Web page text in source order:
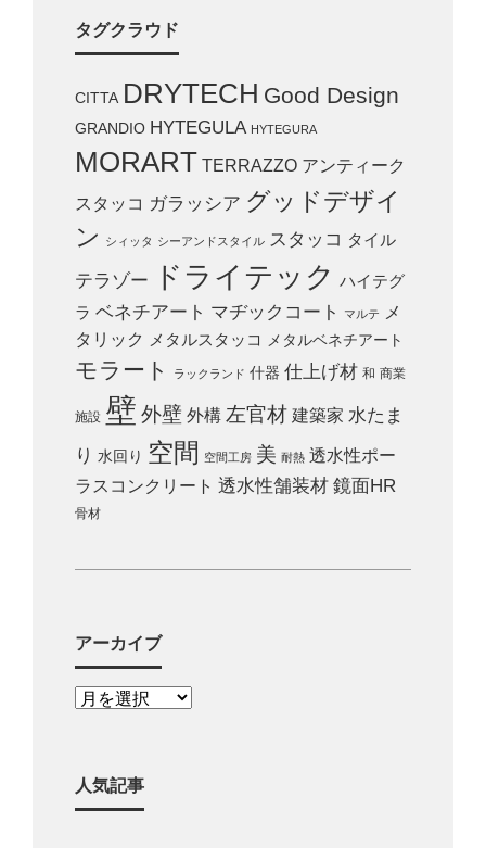
タグクラウド
CITTA DRYTECH Good Design
GRANDIO HYTEGULA HYTEGURA
MORART TERRAZZO アンティーク
スタッコ ガラッシア グッドデザイ
ン
シィッタ シーアンドスタイル スタッコ タイル
テラゾー ドライテック ハイテグ
ラ ベネチアート マヂックコート マルテ
メ
タリック
メタルスタッコ メタルベネチアート
モラート ラックランド 什器 仕上げ材 和 商業
施設 壁 外壁 外構 左官材 建築家 水たま
り 水回り 空間 空間工房 美 耐熱 透水性ポー
ラスコンクリート 透水性舗装材 鏡面HR
骨材
アーカイブ
人気記事